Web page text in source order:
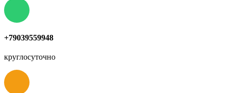
+79039559948
круглосуточно